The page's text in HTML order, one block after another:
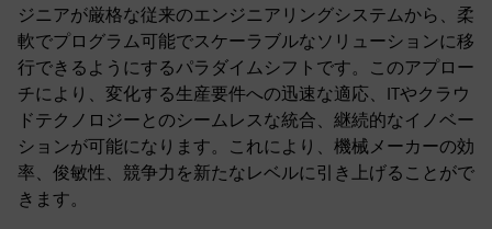
ジニアが厳格な従来のエンジニアリングシステムから、柔
軟でプログラム可能でスケーラブルなソリューションに移
行できるようにするパラダイムシフトです。このアプロー
チにより、変化する生産要件への迅速な適応、ITやクラウ
ドテクノロジーとのシームレスな統合、継続的なイノベー
ションが可能になります。これにより、機械メーカーの効
率、俊敏性、競争力を新たなレベルに引き上げることがで
きます。